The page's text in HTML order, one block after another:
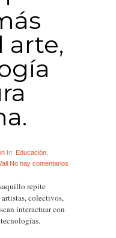
arte,
In: Educación
No hay comentarios
repite
colectivos,
interactuar con